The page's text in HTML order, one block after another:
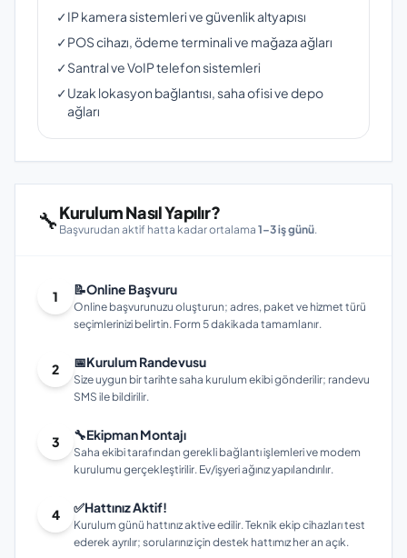
✓IP kamera sistemleri ve güvenlik altyapısı
✓POS cihazı, ödeme terminali ve mağaza ağları
✓Santral ve VoIP telefon sistemleri
✓Uzak lokasyon bağlantısı, saha ofisi ve depo
ağları
🔧Kurulum Nasıl Yapılır?
Başvurudan aktif hatta kadar ortalama 1–3 iş günü.
1 📝Online Başvuru
Online başvurunuzu oluşturun; adres, paket ve hizmet türü
seçimlerinizi belirtin. Form 5 dakikada tamamlanır.
2 📅Kurulum Randevusu
Size uygun bir tarihte saha kurulum ekibi gönderilir; randevu
SMS ile bildirilir.
3 🔧Ekipman Montajı
Saha ekibi tarafından gerekli bağlantı işlemleri ve modem
kurulumu gerçekleştirilir. Ev/işyeri ağınız yapılandırılır.
4 ✅Hattınız Aktif!
Kurulum günü hattınız aktive edilir. Teknik ekip cihazları test
ederek ayrılır; sorularınız için destek hattımız her an açık.